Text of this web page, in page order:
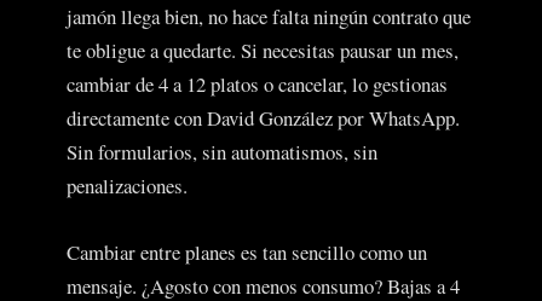
jamón llega bien, no hace falta ningún contrato que
te obligue a quedarte. Si necesitas pausar un mes,
cambiar de 4 a 12 platos o cancelar, lo gestionas
directamente con David González por WhatsApp.
Sin formularios, sin automatismos, sin
penalizaciones.
Cambiar entre planes es tan sencillo como un
mensaje. ¿Agosto con menos consumo? Bajas a 4